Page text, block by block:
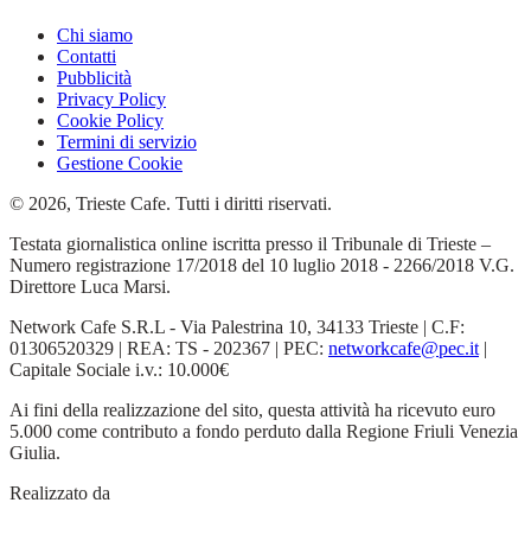
Chi siamo
Contatti
Pubblicità
Privacy Policy
Cookie Policy
Termini di servizio
Gestione Cookie
© 2026, Trieste Cafe. Tutti i diritti riservati.
Testata giornalistica online iscritta presso il Tribunale di Trieste –
Numero registrazione 17/2018 del 10 luglio 2018 - 2266/2018 V.G.
Direttore Luca Marsi.
Network Cafe S.R.L - Via Palestrina 10, 34133 Trieste | C.F:
01306520329 | REA: TS - 202367 | PEC: networkcafe@pec.it |
Capitale Sociale i.v.: 10.000€
Ai fini della realizzazione del sito, questa attività ha ricevuto euro
5.000 come contributo a fondo perduto dalla Regione Friuli Venezia
Giulia.
Realizzato da